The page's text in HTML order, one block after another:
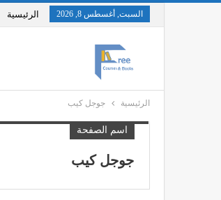
السبت, أغسطس 8, 2026 الرئيسية
الرئيسية جوجل كيب
اسم الصفحة
جوجل كيب